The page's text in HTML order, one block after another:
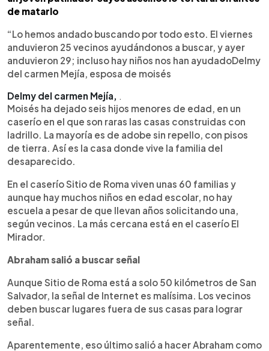
de matarlo
“Lo hemos andado buscando por todo esto. El viernes
anduvieron 25 vecinos ayudándonos a buscar, y ayer
anduvieron 29; incluso hay niños nos han ayudadoDelmy
del carmen Mejía, esposa de moisés
Delmy del carmen Mejía,
Moisés ha dejado seis hijos menores de edad, en un
caserío en el que son raras las casas construidas con
ladrillo. La mayoría es de adobe sin repello, con pisos
de tierra. Así es la casa donde vive la familia del
desaparecido.
En el caserío Sitio de Roma viven unas 60 familias y
aunque hay muchos niños en edad escolar, no hay
escuela a pesar de que llevan años solicitando una,
según vecinos. La más cercana está en el caserío El
Mirador.
Abraham salió a buscar señal
Aunque Sitio de Roma está a solo 50 kilómetros de San
Salvador, la señal de Internet es malísima. Los vecinos
deben buscar lugares fuera de sus casas para lograr
señal.
Aparentemente, eso último salió a hacer Abraham como